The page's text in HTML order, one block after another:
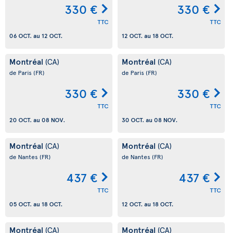
330 €
TTC
06 OCT. au 12 OCT.
330 €
TTC
12 OCT. au 18 OCT.
Montréal (CA)
de Paris (FR)
330 €
TTC
20 OCT. au 08 NOV.
Montréal (CA)
de Paris (FR)
330 €
TTC
30 OCT. au 08 NOV.
Montréal (CA)
de Nantes (FR)
437 €
TTC
05 OCT. au 18 OCT.
Montréal (CA)
de Nantes (FR)
437 €
TTC
12 OCT. au 18 OCT.
Montréal (CA) Montréal (CA)